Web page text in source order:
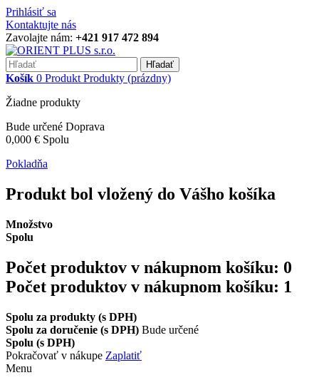
Prihlásiť sa
Kontaktujte nás
Zavolajte nám: +421 917 472 894
Hľadať
Košík 0 Produkt Produkty (prázdny)
Žiadne produkty
Bude určené Doprava
0,000 € Spolu
Pokladňa
Produkt bol vložený do Vášho košíka
Množstvo
Spolu
Počet produktov v nákupnom košíku: 0
Počet produktov v nákupnom košíku: 1
Spolu za produkty (s DPH)
Spolu za doručenie (s DPH) Bude určené
Spolu (s DPH)
Pokračovať v nákupe Zaplatiť
Menu